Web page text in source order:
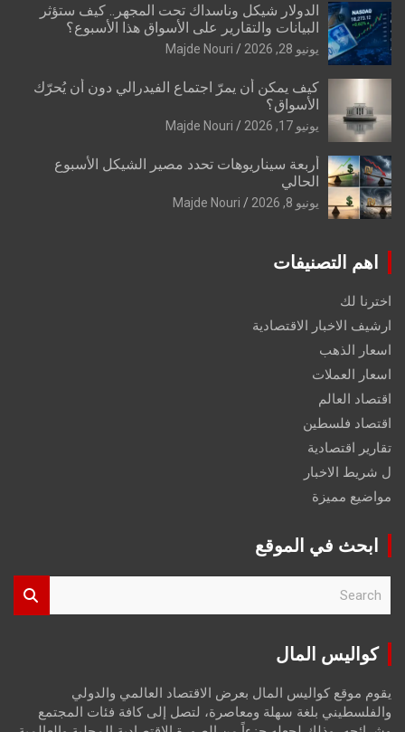
الدولار شيكل وناسداك تحت المجهر.. كيف ستؤثر
البيانات والتقارير على الأسواق هذا الأسبوع؟
يونيو 28, 2026 Majde Nouri
كيف يمكن أن يمرّ اجتماع الفيدرالي دون أن يُحرّك
الأسواق؟
يونيو 17, 2026 Majde Nouri
أربعة سيناريوهات تحدد مصير الشيكل الأسبوع
الحالي
يونيو 8, 2026 Majde Nouri
اهم التصنيفات
اخترنا لك
ارشيف الاخبار الاقتصادية
اسعار الذهب
اسعار العملات
اقتصاد العالم
اقتصاد فلسطين
تقارير اقتصادية
ل شريط الاخبار
مواضيع مميزة
ابحث في الموقع
r
كواليس المال
يقوم موقع كواليس المال بعرض الاقتصاد العالمي والدولي
والفلسطيني بلغة سهلة ومعاصرة، لتصل إلى كافة فئات المجتمع